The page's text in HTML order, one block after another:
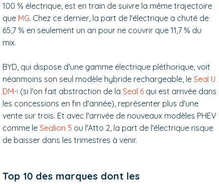
100 % électrique, est en train de suivre la même trajectoire
que MG. Chez ce dernier, la part de l'électrique a chuté de
65,7 % en seulement un an pour ne couvrir que 11,7 % du
mix.
BYD, qui dispose d'une gamme électrique pléthorique, voit
néanmoins son seul modèle hybride rechargeable, le Seal U
DM-i (si l'on fait abstraction de la Seal 6 qui est arrivée dans
les concessions en fin d'année), représenter plus d'une
vente sur trois. Et avec l'arrivée de nouveaux modèles PHEV
comme le Sealion 5 ou l'Atto 2, la part de l'électrique risque
de baisser dans les trimestres à venir.
Top 10 des marques dont les